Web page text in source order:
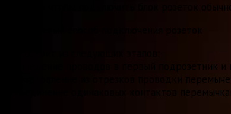
Для того чтобы подключить блок розеток
1. Заведение проводов в первый подрозетник
2. Изготовление из отрезков проводки
3. Соединение одинаковых контактов